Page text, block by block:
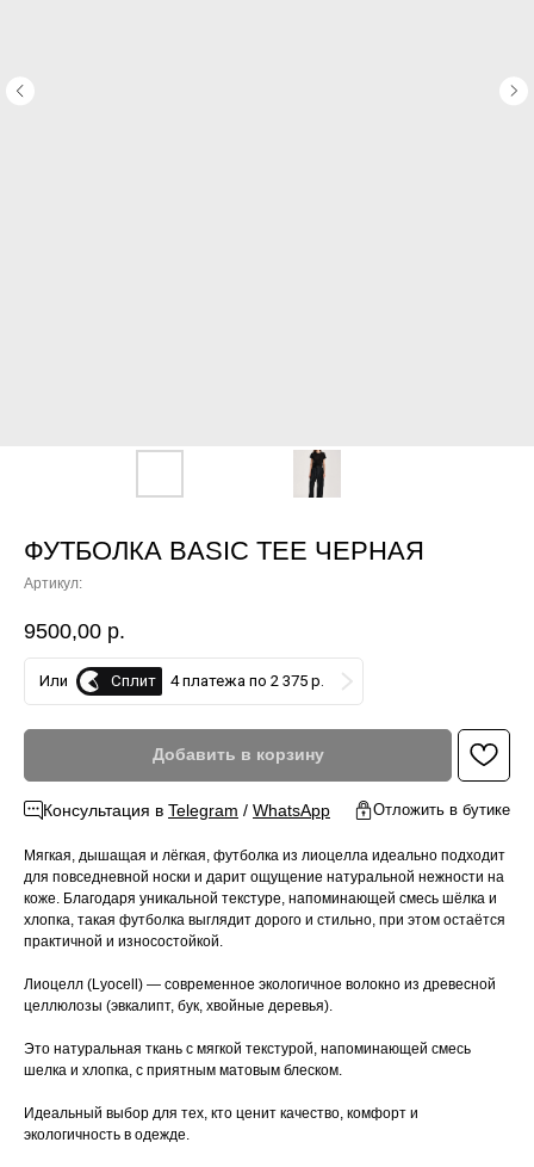
ФУТБОЛКА BASIC TEE ЧЕРНАЯ
Артикул:
9500,00 р.
Или Сплит 4 платежа по 2 375 р.
Добавить в корзину
Консультация в Telegram / WhatsApp Отложить в бутике
Мягкая, дышащая и лёгкая, футболка из лиоцелла идеально подходит
для повседневной носки и дарит ощущение натуральной нежности на
коже. Благодаря уникальной текстуре, напоминающей смесь шёлка и
хлопка, такая футболка выглядит дорого и стильно, при этом остаётся
практичной и износостойкой.
Лиоцелл (Lyocell) — современное экологичное волокно из древесной
целлюлозы (эвкалипт, бук, хвойные деревья).
Это натуральная ткань с мягкой текстурой, напоминающей смесь
шелка и хлопка, с приятным матовым блеском.
Идеальный выбор для тех, кто ценит качество, комфорт и
экологичность в одежде.